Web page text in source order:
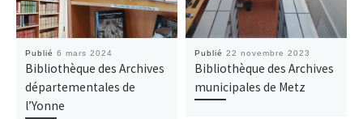
Publié6 mars 2024
Bibliothèque des Archives
départementales de
l’Yonne
Publié22 novembre 2023
Bibliothèque des Archives
municipales de Metz